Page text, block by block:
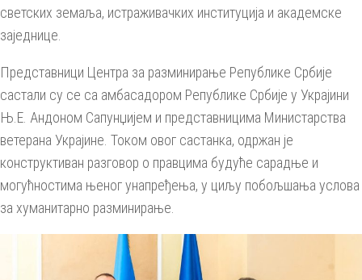
светских земаља, истраживачких институција и академске
заједнице.
Представници Центра за разминирање Републике Србије
састали су се са амбасадором Републике Србије у Украјини
Њ.Е. Андоном Сапунџијем и представницима Министарства
ветерана Украјине. Током овог састанка, одржан је
конструктиван разговор о правцима будуће сарадње и
могућностима њеног унапређења, у циљу побољшања услова
за хуманитарно разминирање.